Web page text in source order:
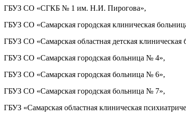
ГБУЗ СО «СГКБ № 1 им. Н.И. Пирогова»,
ГБУЗ СО «Самарская городская клиническая
ГБУЗ СО «Самарская областная детская
ГБУЗ СО «Самарская городская больница № 4»,
ГБУЗ СО «Самарская городская больница № 6»,
ГБУЗ СО «Самарская городская больница № 7»,
ГБУЗ «Самарская областная клиническая